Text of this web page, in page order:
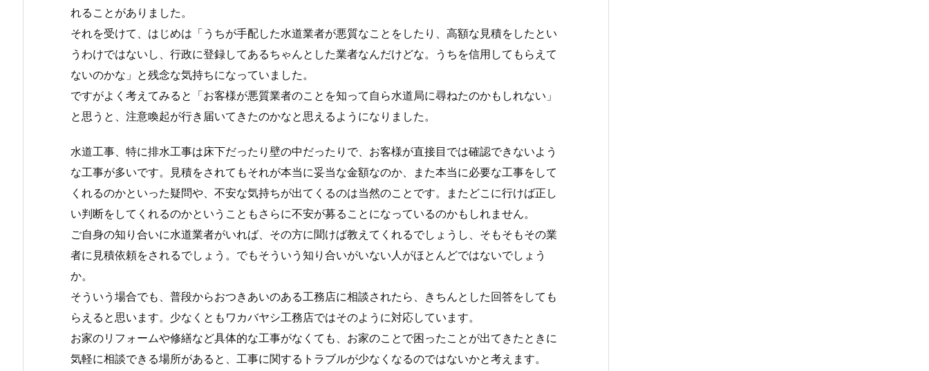
れることがありました。
それを受けて、はじめは「うちが手配した水道業者が悪質なことをしたり、高額な見積をしたとい
うわけではないし、行政に登録してあるちゃんとした業者なんだけどな。うちを信用してもらえて
ないのかな」と残念な気持ちになっていました。
ですがよく考えてみると「お客様が悪質業者のことを知って自ら水道局に尋ねたのかもしれない」
と思うと、注意喚起が行き届いてきたのかなと思えるようになりました。
水道工事、特に排水工事は床下だったり壁の中だったりで、お客様が直接目では確認できないよう
な工事が多いです。見積をされてもそれが本当に妥当な金額なのか、また本当に必要な工事をして
くれるのかといった疑問や、不安な気持ちが出てくるのは当然のことです。またどこに行けば正し
い判断をしてくれるのかということもさらに不安が募ることになっているのかもしれません。
ご自身の知り合いに水道業者がいれば、その方に聞けば教えてくれるでしょうし、そもそもその業
者に見積依頼をされるでしょう。でもそういう知り合いがいない人がほとんどではないでしょう
か。
そういう場合でも、普段からおつきあいのある工務店に相談されたら、きちんとした回答をしても
らえると思います。少なくともワカバヤシ工務店ではそのように対応しています。
お家のリフォームや修繕など具体的な工事がなくても、お家のことで困ったことが出てきたときに
気軽に相談できる場所があると、工事に関するトラブルが少なくなるのではないかと考えます。